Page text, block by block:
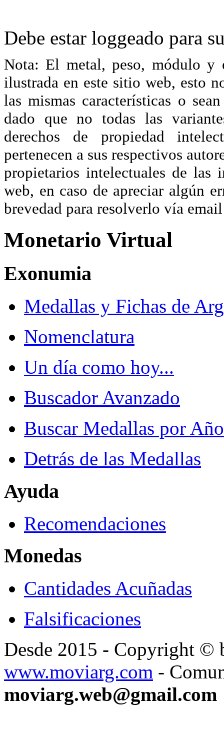
Debe estar loggeado para
Nota: El metal, peso, módulo y
ilustrada en este sitio web, esto
las mismas características o
dado que no todas las
derechos de propiedad
pertenecen a sus respectivos
propietarios intelectuales de las
web, en caso de apreciar algún
brevedad para resolverlo vía
Monetario Virtual
Exonumia
Medallas y Fichas de
Nomenclatura
Un día como hoy...
Buscador Avanzado
Buscar Medallas por Año
Detrás de las Medallas
Ayuda
Recomendaciones
Monedas
Cantidades Acuñadas
Falsificaciones
Desde 2015 - Copyright ©
www.moviarg.com -
moviarg.web@gmail.com